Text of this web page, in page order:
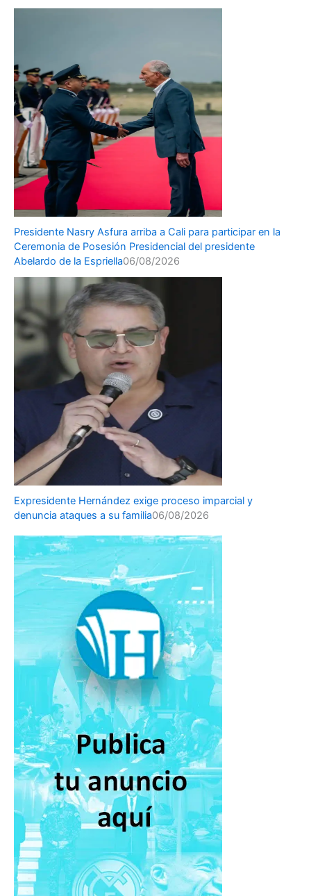
Presidente Nasry Asfura arriba a Cali para participar en la
Ceremonia de Posesión Presidencial del presidente
Abelardo de la Espriella06/08/2026
Expresidente Hernández exige proceso imparcial y
denuncia ataques a su familia06/08/2026